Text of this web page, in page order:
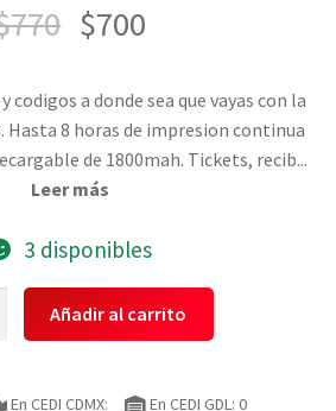
770 $700
a donde sea que vayas con la
8 horas de impresion continua
de 1800mah. Tickets, recib...
Leer más
3 disponibles
Añadir al carrito
En CEDI CDMX:
En CEDI GDL: 0